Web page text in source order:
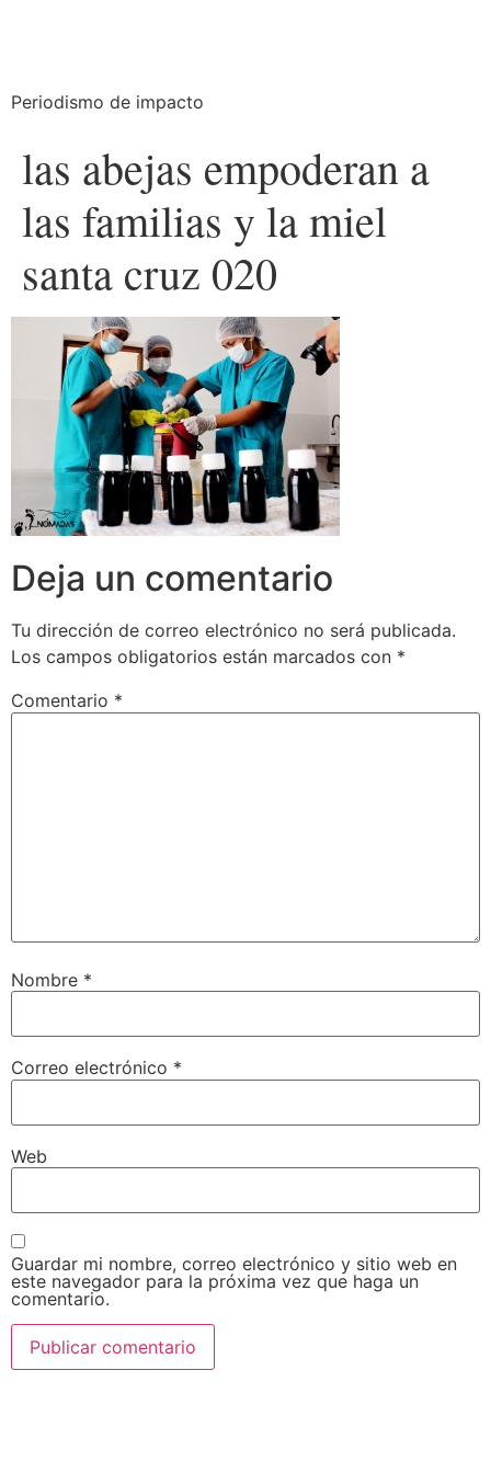
Periodismo de impacto
las abejas empoderan a
las familias y la miel
santa cruz 020
Deja un comentario
Tu dirección de correo electrónico no será publicada.
Los campos obligatorios están marcados con *
Comentario *
Nombre *
Correo electrónico *
Web
Guardar mi nombre, correo electrónico y sitio web en
este navegador para la próxima vez que haga un
comentario.